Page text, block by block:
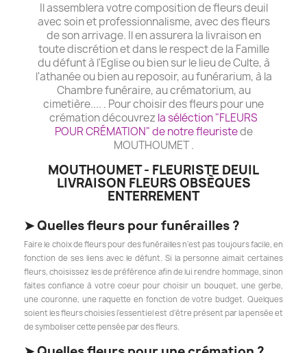
Il assemblera votre composition de fleurs deuil
avec soin et professionnalisme, avec des fleurs
de son arrivage. Il en assurera la livraison en
toute discrétion et dans le respect de la Famille
du défunt à l'Eglise ou bien sur le lieu de Culte, à
l'athanée ou bien au reposoir, au funérarium, à la
Chambre funéraire, au crématorium, au
cimetière.... . Pour choisir des fleurs pour une
crémation découvrez la séléction "FLEURS
POUR CRÉMATION" de notre fleuristede
MOUTHOUMET .
MOUTHOUMET - FLEURISTE DEUIL
LIVRAISON FLEURS OBSÈQUES
ENTERREMENT
➤Quelles fleurs pour funérailles ?
Faire le choix de fleurs pour des funérailles n'est pas toujours facile, en
fonction de ses liens avec le défunt. Si la personne aimait certaines
fleurs, choisissez les de préférence afin de lui rendre hommage, sinon
faites confiance à votre coeur pour choisir un bouquet, une gerbe,
une couronne, une raquette en fonction de votre budget. Quelques
soient les fleurs choisies l'essentiel est d'être présent par la pensée et
de symboliser cette pensée par des fleurs.